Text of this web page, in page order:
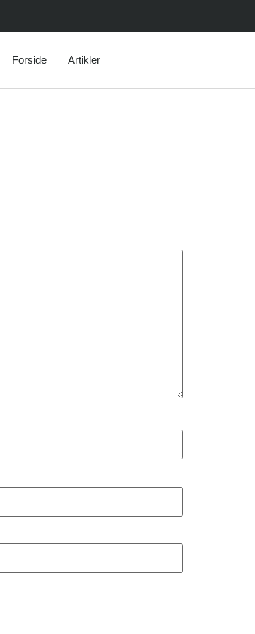
Forside Artikler